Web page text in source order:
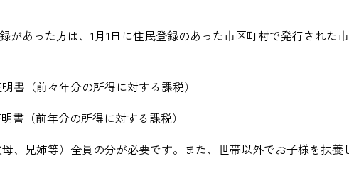
があった方は、1月1日に住民登録のあった市区町村で発行された
書（前々年分の所得に対する課税）
書（前年分の所得に対する課税）
、兄姉等）全員の分が必要です。また、世帯以外でお子様を扶養